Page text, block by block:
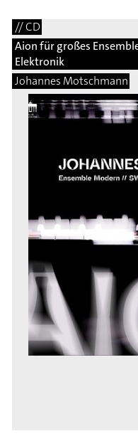
// CD
Aion für großes
Elektronik
Johannes Motschmann